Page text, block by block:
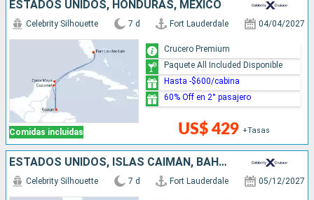
ESTADOS UNIDOS, HONDURAS, MÉXICO
Comidas incluidas
Celebrity Silhouette 7 d Fort Lauderdale 04/04/2027
US$ 429 +Tasas
Crucero Premium
Paquete All Included Disponible
Hasta -$600/cabina
60% Off en 2° pasajero
ESTADOS UNIDOS, ISLAS CAIMÁN, BAHAMAS
Celebrity Silhouette 7 d Fort Lauderdale 05/12/2027